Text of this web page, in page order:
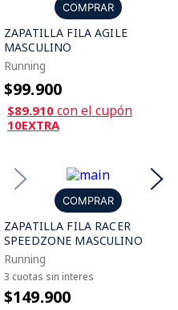
COMPRAR
ZAPATILLA FILA AGILE
MASCULINO
Running
$99.900
$89.910 con el cupón
10EXTRA
COMPRAR
ZAPATILLA FILA RACER
SPEEDZONE MASCULINO
Running
3 cuotas sin interes
$149.900